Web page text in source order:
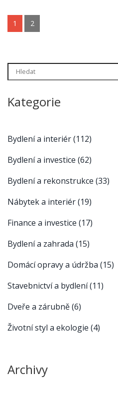
1 2
Kategorie
Bydlení a interiér(112)
Bydlení a investice (62)
Bydlení a rekonstrukce (33)
Nábytek a interiér(19)
Finance a investice (17)
Bydlení a zahrada (15)
Domácí opravy a údržba (15)
Stavebnictví a bydlení(11)
Dveře a zárubně(6)
Životní styl a ekologie (4)
Archivy